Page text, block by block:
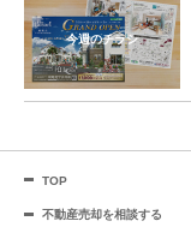
今週のチラシ
TOP
不動産売却を相談する